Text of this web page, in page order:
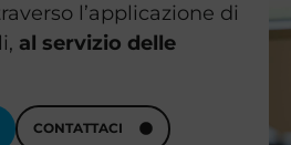
l’applicazione di
al servizio delle
CONTATTACI